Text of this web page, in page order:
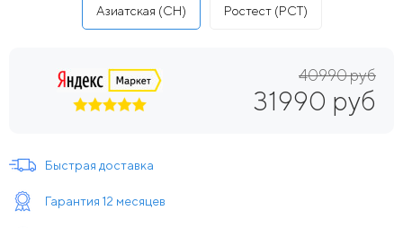
Азиатская (CH) Ростест (РСТ)
40990 руб
31990 руб
Быстрая доставка
Гарантия 12 месяцев